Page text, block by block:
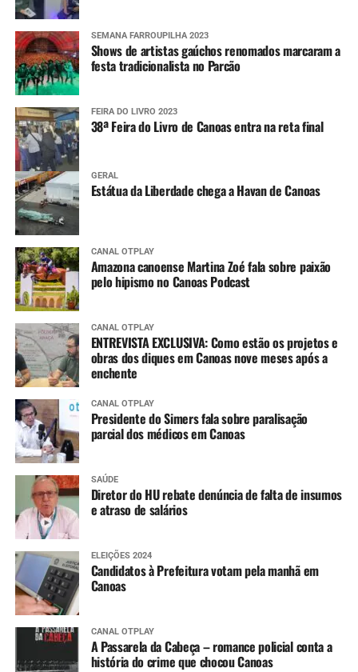
SEMANA FARROUPILHA 2023
Shows de artistas gaúchos renomados marcaram a
festa tradicionalista no Parcão
FEIRA DO LIVRO 2023
38ª Feira do Livro de Canoas entra na reta final
GERAL
Estátua da Liberdade chega a Havan de Canoas
CANAL OTPLAY
Amazona canoense Martina Zoé fala sobre paixão
pelo hipismo no Canoas Podcast
CANAL OTPLAY
ENTREVISTA EXCLUSIVA: Como estão os projetos e
obras dos diques em Canoas nove meses após a
enchente
CANAL OTPLAY
Presidente do Simers fala sobre paralisação
parcial dos médicos em Canoas
SAÚDE
Diretor do HU rebate denúncia de falta de insumos
e atraso de salários
ELEIÇÕES 2024
Candidatos à Prefeitura votam pela manhã em
Canoas
CANAL OTPLAY
A Passarela da Cabeça – romance policial conta a
história do crime que chocou Canoas